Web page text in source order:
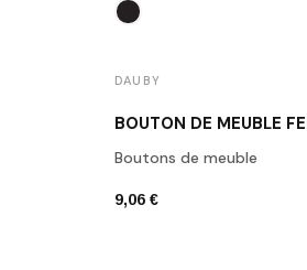
DAUBY
Boutons de meuble
9,06 €